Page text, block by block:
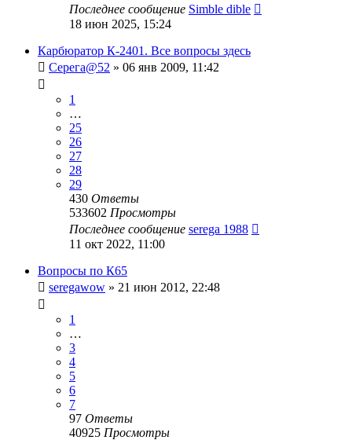
Последнее сообщение Simble dible
18 июн 2025, 15:24
Карбюратор К-2401. Все вопросы здесь
Серега@52 » 06 янв 2009, 11:42
1
…
25
26
27
28
29
430 Ответы
533602 Просмотры
Последнее сообщение serega 1988
11 окт 2022, 11:00
Вопросы по К65
seregawow » 21 июн 2012, 22:48
1
…
3
4
5
6
7
97 Ответы
40925 Просмотры